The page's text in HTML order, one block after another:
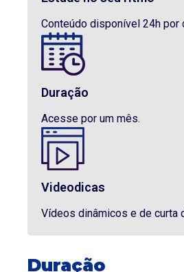
Conteúdo disponível 24h por
Duração
Acesse por um mês.
Videodicas
Vídeos dinâmicos e de curta
Duração